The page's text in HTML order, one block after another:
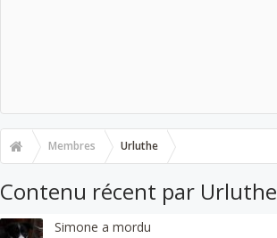
Membres Urluthe
Contenu récent par Urluthe
Simone a mordu